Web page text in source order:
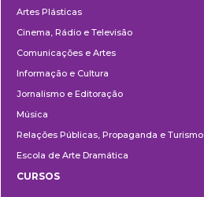
Artes Plásticas
Cinema, Rádio e Televisão
Comunicações e Artes
Informação e Cultura
Jornalismo e Editoração
Música
Relações Públicas, Propaganda e Turismo
Escola de Arte Dramática
CURSOS